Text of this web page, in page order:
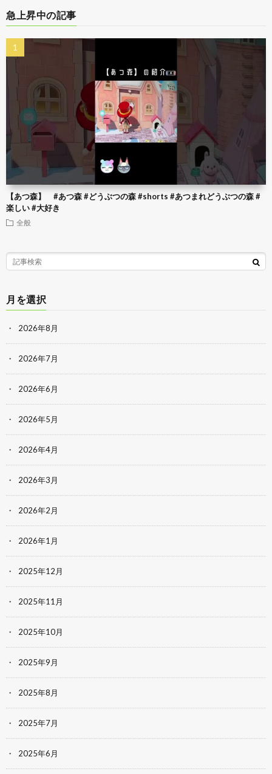
急上昇中の記事
【あつ森】 #あつ森 #どうぶつの森 #shorts #あつまれどうぶつの森 #
楽しい #大好き
全般
月を選択
2026年8月
2026年7月
2026年6月
2026年5月
2026年4月
2026年3月
2026年2月
2026年1月
2025年12月
2025年11月
2025年10月
2025年9月
2025年8月
2025年7月
2025年6月